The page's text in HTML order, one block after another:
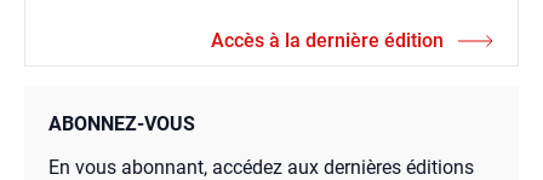
Accès à la dernière édition
ABONNEZ-VOUS
En vous abonnant, accédez aux dernières éditions